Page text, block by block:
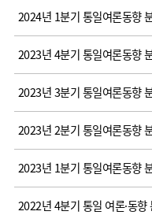
2024년 1분기 통일여론동향
2023년 4분기 통일여론동향
2023년 3분기 통일여론동향
2023년 2분기 통일여론동향
2023년 1분기 통일여론동향
2022년 4분기 통일 여론·동향